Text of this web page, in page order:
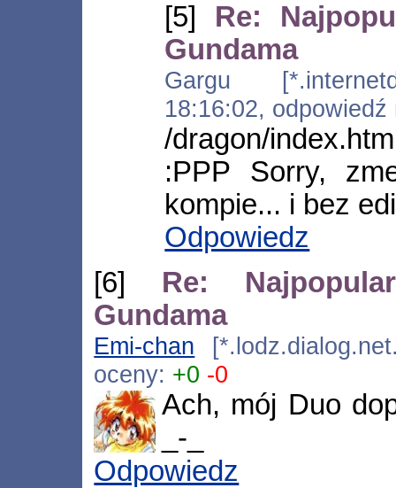
[5] Re:
Gundama
Gargu
18:16:02,
/dragon/
:PPP Sorry,
kompie... i bez
Odpowiedz
[6] Re:
Gundama
Emi-chan
oceny: +0 -0
Ach, mój Duo
_-_
Odpowiedz